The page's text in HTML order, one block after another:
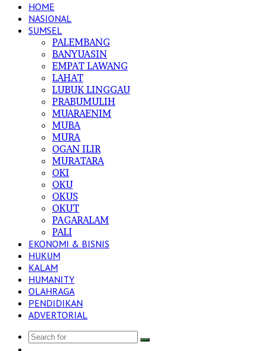
HOME
NASIONAL
SUMSEL
PALEMBANG
BANYUASIN
EMPAT LAWANG
LAHAT
LUBUK LINGGAU
PRABUMULIH
MUARAENIM
MUBA
MURA
OGAN ILIR
MURATARA
OKI
OKU
OKUS
OKUT
PAGARALAM
PALI
EKONOMI & BISNIS
HUKUM
KALAM
HUMANITY
OLAHRAGA
PENDIDIKAN
ADVERTORIAL
Search